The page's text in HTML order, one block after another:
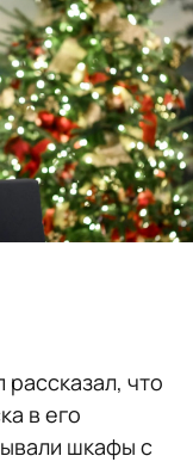
что
в его
шкафы с